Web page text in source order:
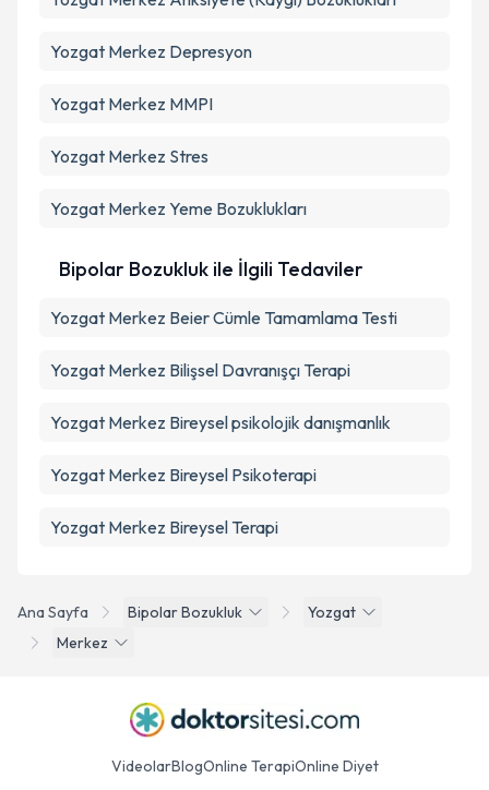
Ana Sayfa Bipolar Bozukluk
Yozgat
Merkez
Yozgat Merkez Depresyon
Yozgat Merkez MMPI
Yozgat Merkez Stres
Yozgat Merkez Yeme Bozuklukları
Bipolar Bozukluk ile İlgili Tedaviler
Yozgat Merkez Beier Cümle Tamamlama Testi
Yozgat Merkez Bilişsel Davranışçı Terapi
Yozgat Merkez Bireysel psikolojik danışmanlık
Yozgat Merkez Bireysel Psikoterapi
Yozgat Merkez Bireysel Terapi
VideolarBlogOnline TerapiOnline Diyet